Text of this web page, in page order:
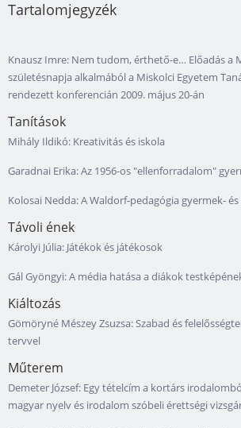
Tartalomjegyzék
Knausz Imre: Nem tudom, érthető-e… Előadás a
születésnapja alkalmából a Miskolci Egyetem
rendezett konferencián 2009. május 20-án
Tanítások
Mihály Ildikó: Kreativitás és iskola
Garadnai Erika: Az 1956-os "ellenforradalom"
Kolosai Nedda: A Waldorf-pedagógia gyermek-
Távoli ének
Károlyi Júlia: Játékok és játékosok
Gál Gyöngyi: A média hatása a diákok
Kiáltozás
Gömöryné Mészey Zsuzsa: Szabad és
tervvel
Műterem
Demeter József: Egy tételcím a kortárs
magyar nyelv és irodalom szóbeli érettségi